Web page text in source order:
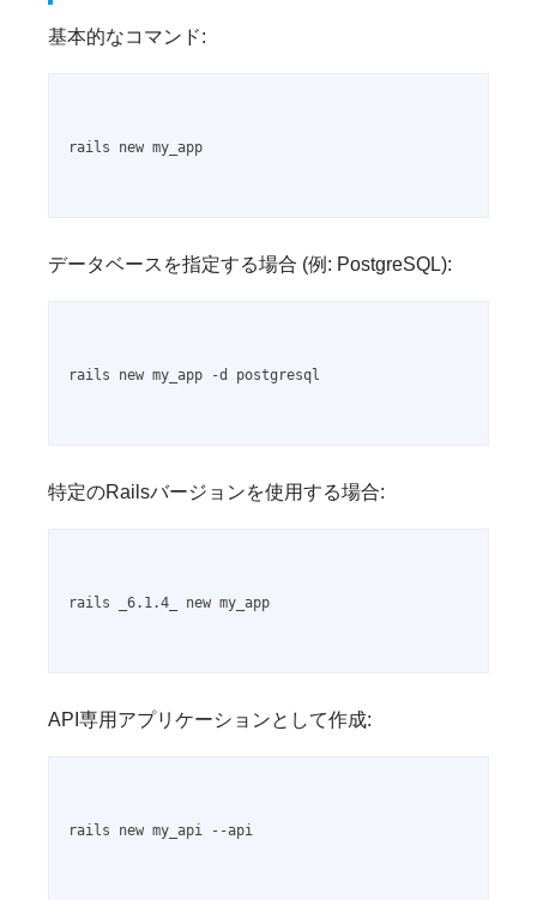
基本的なコマンド:
rails new my_app
データベースを指定する場合 (例: PostgreSQL):
rails new my_app -d postgresql
特定のRailsバージョンを使用する場合:
rails _6.1.4_ new my_app
API専用アプリケーションとして作成:
rails new my_api --api